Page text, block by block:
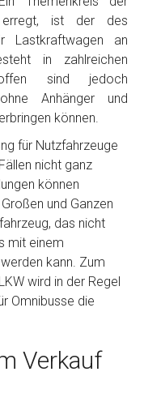
erregt, ist der des
Lastkraftwagen an
in zahlreichen
sind jedoch
Anhänger und
können.
für Nutzfahrzeuge
nicht ganz
können
und Ganzen
das nicht
mit einem
kann. Zum
wird in der Regel
Omnibusse die
Verkauf